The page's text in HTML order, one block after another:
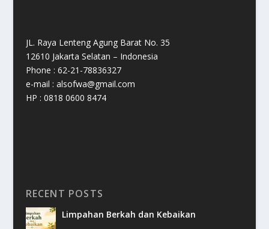
JL. Raya Lenteng Agung Barat No. 35
12610 Jakarta Selatan – Indonesia
Phone : 62-21-78836327
e-mail : alsofwa@gmail.com
HP : 0818 0600 8474
RECENT POSTS
Limpahan Berkah dan Kebaikan